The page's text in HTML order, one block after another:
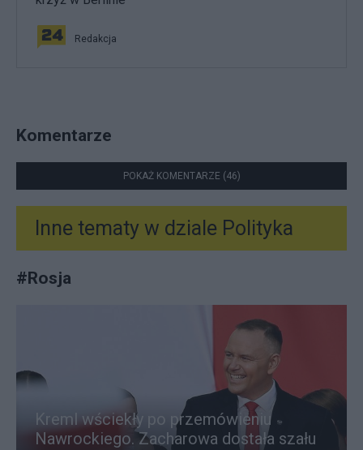
Redakcja
Komentarze
POKAŻ KOMENTARZE (46)
Inne tematy w dziale Polityka
#Rosja
Kreml wściekły po przemówieniu
Nawrockiego. Zacharowa dostała szału